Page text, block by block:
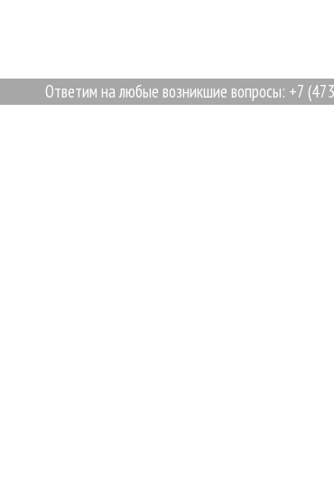
Ответим на любые возникшие вопросы: +7 (473)